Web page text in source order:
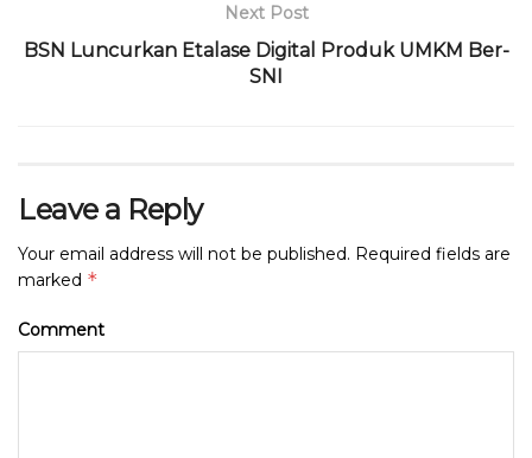
Next Post
BSN Luncurkan Etalase Digital Produk UMKM Ber-
SNI
Leave a Reply
Your email address will not be published. Required fields are
marked *
Comment